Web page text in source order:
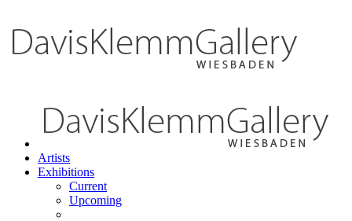
Artists
Exhibitions
Current
Upcoming